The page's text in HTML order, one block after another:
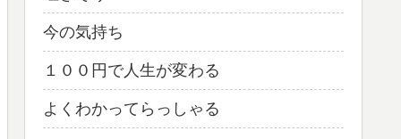
今の気持ち
１００円で人生が変わる
よくわかってらっしゃる